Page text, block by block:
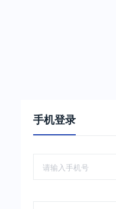
手机登录